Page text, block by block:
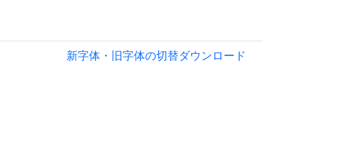
新字体・旧字体の切替ダウンロード